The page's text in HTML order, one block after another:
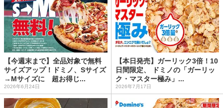
【今週末まで】全品対象で無料
サイズアップ！ドミノ、Sサイズ
→Mサイズに 超お得じ...
2026年6月24日
【本日発売】ガーリック3倍！10
日間限定、 ドミノの「ガーリッ
ク・マスター極み」...
2026年7月17日